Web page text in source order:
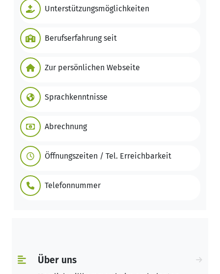
Unterstützungsmöglichkeiten
Berufserfahrung seit
Zur persönlichen Webseite
Sprachkenntnisse
Abrechnung
Öffnungszeiten / Tel. Erreichbarkeit
Telefonnummer
Über uns